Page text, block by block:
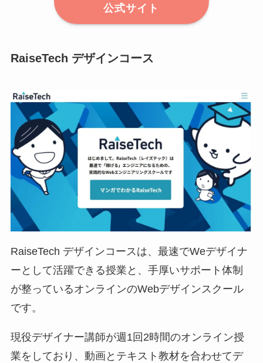
公式サイト
RaiseTech デザインコース
RaiseTech デザインコースは、最速でWeデザイナ
ーとして活躍できる授業と、手厚いサポート体制
が整っているオンラインのWebデザインスクール
です。
現役デザイナー講師が週1回2時間のオンライン授
業をしており、動画とテキスト教材を合わせてデ